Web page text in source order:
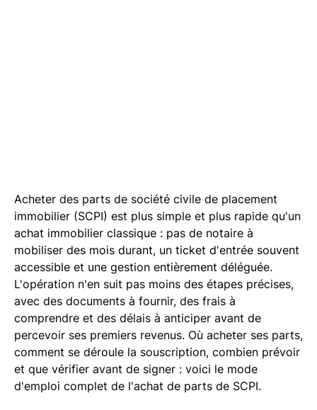
Acheter des parts de société civile de placement
immobilier (SCPI) est plus simple et plus rapide qu'un
achat immobilier classique : pas de notaire à
mobiliser des mois durant, un ticket d'entrée souvent
accessible et une gestion entièrement déléguée.
L'opération n'en suit pas moins des étapes précises,
avec des documents à fournir, des frais à
comprendre et des délais à anticiper avant de
percevoir ses premiers revenus. Où acheter ses parts,
comment se déroule la souscription, combien prévoir
et que vérifier avant de signer : voici le mode
d'emploi complet de l'achat de parts de SCPI.